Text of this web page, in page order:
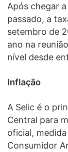
Após chegar
passado, a
setembro de
ano na
nível desde
Inflação
A Selic é o
Central para
oficial,
Consumidor